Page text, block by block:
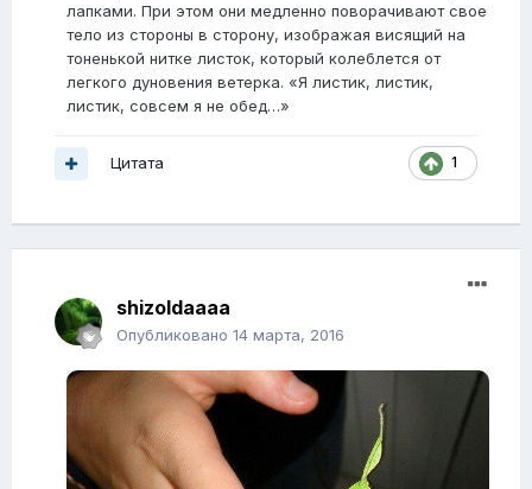
лапками. При этом они медленно поворачивают свое
тело из стороны в сторону, изображая висящий на
тоненькой нитке листок, который колеблется от
легкого дуновения ветерка. «Я листик, листик,
листик, совсем я не обед…»
1
Цитата
shizoldaaaa
Опубликовано 14 марта, 2016